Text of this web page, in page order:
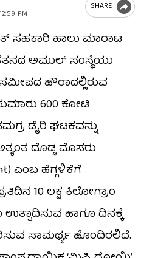
PM
SHARE
ಸಹಕಾರಿ ಹಾಲು ಮಾರಾಟ
ಅಮುಲ್ ಸಂಸ್ಥೆಯು
ಹೌರಾದಲ್ಲಿರುವ
600 ಕೋಟಿ
ಡೈರಿ ಘಟಕವನ್ನು
ದೊಡ್ಡ ಮೊಸರು
ಎಂಬ ಹೆಗ್ಗಳಿಕೆಗೆ
10 ಲಕ್ಷ ಕಿಲೋಗ್ರಾಂ
ಹಾಗೂ ದಿನಕ್ಕೆ
ಸಾಮರ್ಥ್ಯ ಹೊಂದಿರಲಿದೆ.